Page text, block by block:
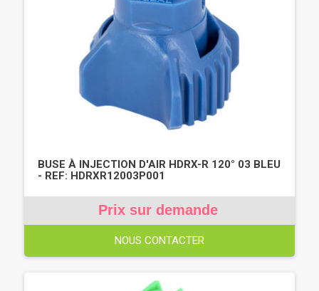
BUSE À INJECTION D'AIR HDRX-R 120° 03 BLEU
- REF: HDRXR12003P001
Prix sur demande
NOUS CONTACTER